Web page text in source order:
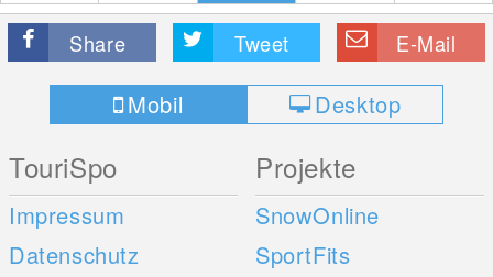
Share Tweet E-Mail
Mobil Desktop
TouriSpo
Impressum
Datenschutz
Projekte
SnowOnline
SportFits